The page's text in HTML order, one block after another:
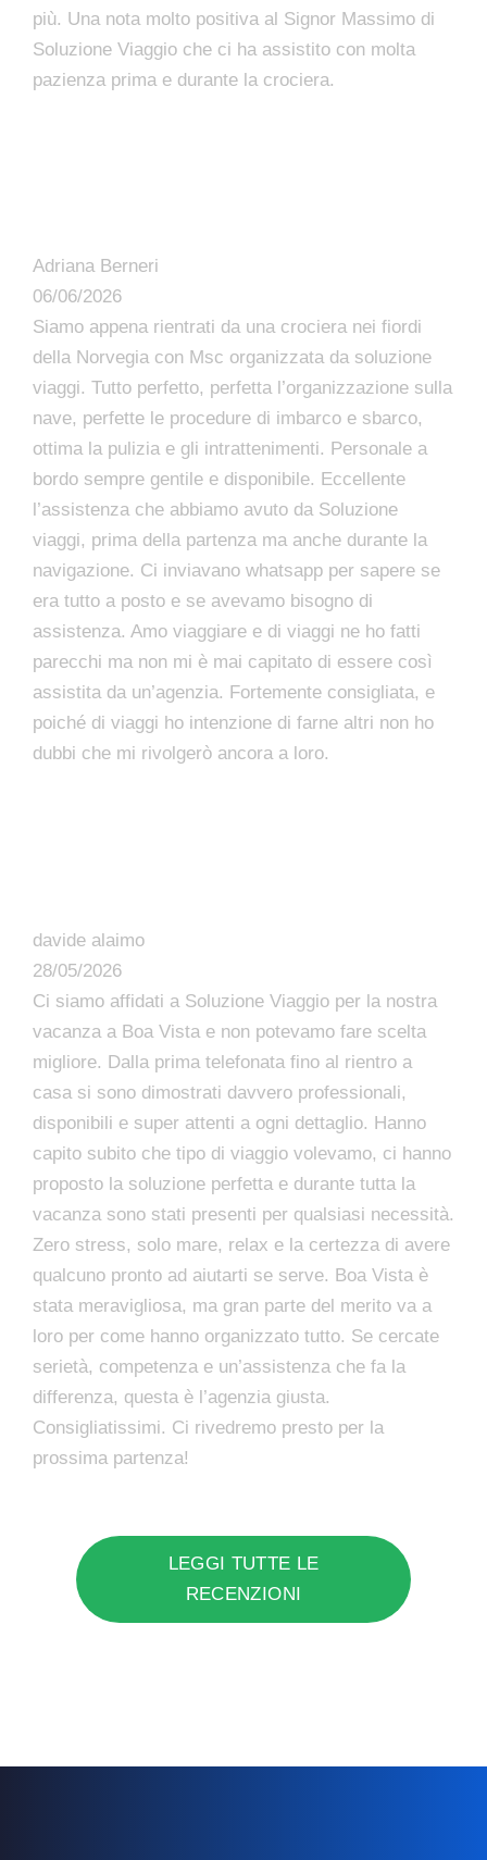
più. Una nota molto positiva al Signor Massimo di
Soluzione Viaggio che ci ha assistito con molta
pazienza prima e durante la crociera.
Adriana Berneri
06/06/2026
Siamo appena rientrati da una crociera nei fiordi
della Norvegia con Msc organizzata da soluzione
viaggi. Tutto perfetto, perfetta l’organizzazione sulla
nave, perfette le procedure di imbarco e sbarco,
ottima la pulizia e gli intrattenimenti. Personale a
bordo sempre gentile e disponibile. Eccellente
l’assistenza che abbiamo avuto da Soluzione
viaggi, prima della partenza ma anche durante la
navigazione. Ci inviavano whatsapp per sapere se
era tutto a posto e se avevamo bisogno di
assistenza. Amo viaggiare e di viaggi ne ho fatti
parecchi ma non mi è mai capitato di essere così
assistita da un’agenzia. Fortemente consigliata, e
poiché di viaggi ho intenzione di farne altri non ho
dubbi che mi rivolgerò ancora a loro.
davide alaimo
28/05/2026
Ci siamo affidati a Soluzione Viaggio per la nostra
vacanza a Boa Vista e non potevamo fare scelta
migliore. Dalla prima telefonata fino al rientro a
casa si sono dimostrati davvero professionali,
disponibili e super attenti a ogni dettaglio. Hanno
capito subito che tipo di viaggio volevamo, ci hanno
proposto la soluzione perfetta e durante tutta la
vacanza sono stati presenti per qualsiasi necessità.
Zero stress, solo mare, relax e la certezza di avere
qualcuno pronto ad aiutarti se serve. Boa Vista è
stata meravigliosa, ma gran parte del merito va a
loro per come hanno organizzato tutto. Se cercate
serietà, competenza e un’assistenza che fa la
differenza, questa è l’agenzia giusta.
Consigliatissimi. Ci rivedremo presto per la
prossima partenza!
LEGGI TUTTE LE
RECENZIONI